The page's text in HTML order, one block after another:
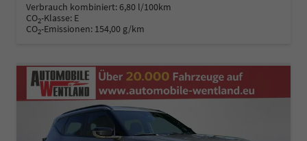
Verbrauch kombiniert:6,80 l/100km
CO2-Klasse: E
CO2-Emissionen: 154,00 g/km